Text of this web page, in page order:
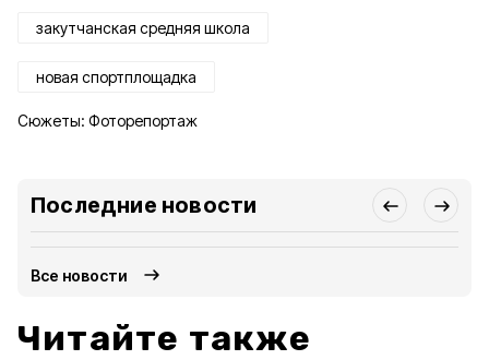
закутчанская средняя школа
новая спортплощадка
Сюжеты: Фоторепортаж
Последние новости
Все новости
Читайте также